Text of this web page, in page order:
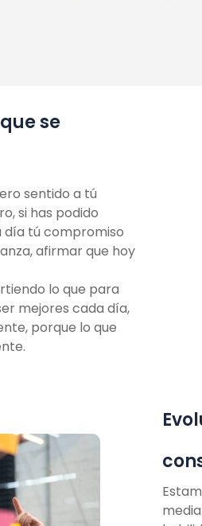
se
sentido a tú
si has podido
día tú compromiso
afirmar que hoy
lo que para
mejores cada día,
porque lo que